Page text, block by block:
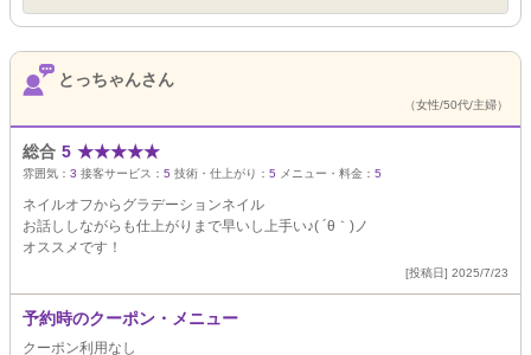
とっちゃんさん
（女性/50代/主婦）
総合 5 ★★★★★
雰囲気： 3 接客サービス： 5 技術・仕上がり： 5 メニュー・料金： 5
ネイルオフからグラデーションネイル
お話ししながらも仕上がりまで早いし上手い♪( ´θ｀)ノ
オススメです！
[投稿日] 2025/7/23
予約時のクーポン・メニュー
クーポン利用なし